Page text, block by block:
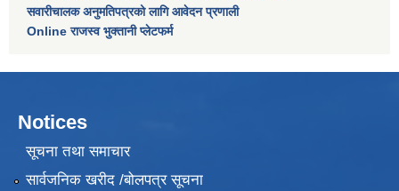
सवारीचालक अनुमतिपत्रको लागि आवेदन प्रणाली
Online राजस्व भुक्तानी प्लेटफर्म
Notices
सूचना तथा समाचार
सार्वजनिक खरीद /बोलपत्र सूचना